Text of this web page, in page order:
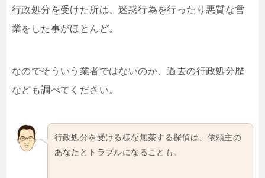
行政処分を受けた所は、迷惑行為を行ったり悪質な営
業をした事がほとんど。
なのでそういう業者ではないのか、過去の行政処分歴
なども調べてください。
行政処分を受ける様な無茶する探偵は、依頼主の
あなたとトラブルになることも。